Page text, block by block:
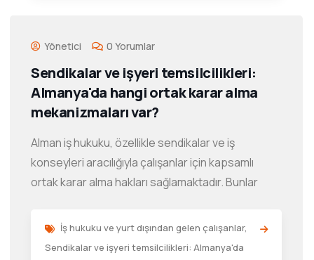
Yönetici 0 Yorumlar
Sendikalar ve işyeri temsilcilikleri:
Almanya'da hangi ortak karar alma
mekanizmaları var?
Alman iş hukuku, özellikle sendikalar ve iş
konseyleri aracılığıyla çalışanlar için kapsamlı
ortak karar alma hakları sağlamaktadır. Bunlar
İş hukuku ve yurt dışından gelen çalışanlar,
Sendikalar ve işyeri temsilcilikleri: Almanya'da